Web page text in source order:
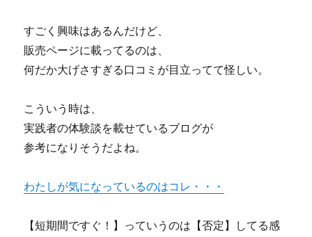
すごく興味はあるんだけど、
販売ページに載ってるのは、
何だか大げさすぎる口コミが目立ってて怪しい。
こういう時は、
実践者の体験談を載せているブログが
参考になりそうだよね。
わたしが気になっているのはコレ・・・
【短期間ですぐ！】っていうのは【否定】してる感